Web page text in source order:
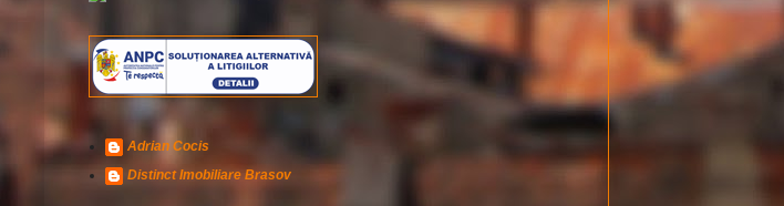
Adrian Cocis
Distinct Imobiliare Brasov